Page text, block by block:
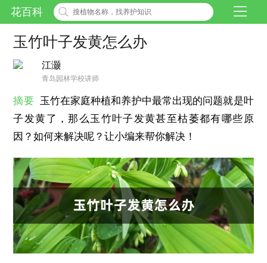
花百科
玉竹叶子发黄怎么办
江灏
青岛园林学校讲师
摘要 玉竹在家庭种植和养护中最常出现的问题就是叶
子发黄了，那么玉竹叶子发黄甚至枯萎都有哪些原
因？如何来解决呢？让小编来帮你解决！